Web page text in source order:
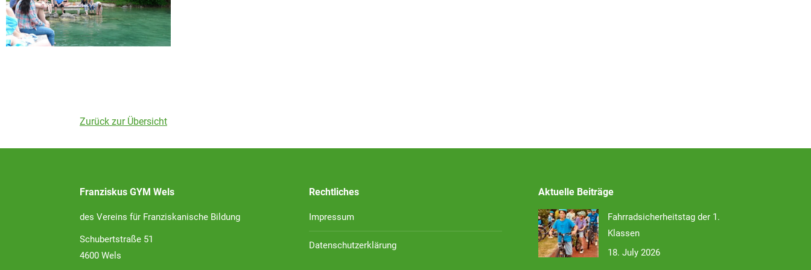
Zurück zur Übersicht
Franziskus GYM Wels
des Vereins für Franziskanische Bildung
Schubertstraße 51
4600 Wels
Rechtliches
Impressum
Datenschutzerklärung
Aktuelle Beiträge
Fahrradsicherheitstag der 1.
Klassen
18. July 2026